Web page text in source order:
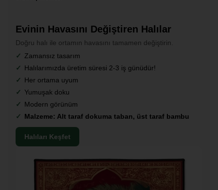
Evinin Havasını Değiştiren Halılar
Doğru halı ile ortamın havasını tamamen değiştirin.
Zamansız tasarım
Halılarımızda üretim süresi 2-3 iş günüdür!
Her ortama uyum
Yumuşak doku
Modern görünüm
Malzeme: Alt taraf dokuma taban, üst taraf bambu
Halıları Keşfet